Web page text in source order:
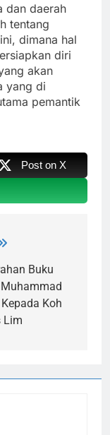
dan daerah
tentang
dimana hal
diri
akan
yang di
pemantik
Post on X
Buku
Koh
Lim